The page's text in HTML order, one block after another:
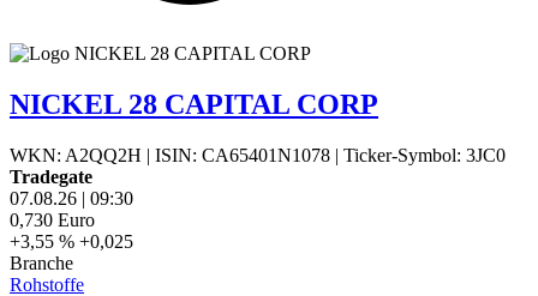
NICKEL 28 CAPITAL CORP
WKN: A2QQ2H | ISIN: CA65401N1078 | Ticker-Symbol: 3JC0
Tradegate
07.08.26 | 09:30
0,730 Euro
+3,55 % +0,025
Branche
Rohstoffe